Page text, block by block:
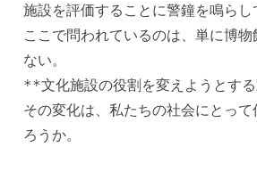
施設を評価することに警鐘を鳴らし
ここで問われているのは、単に博
ない。
**文化施設の役割を変えようとす
その変化は、私たちの社会にとっ
ろうか。